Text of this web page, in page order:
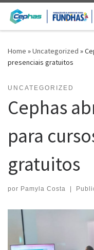
Skip to content
Home »Uncategorized »
presenciais gratuitos
UNCATEGORIZED
Cephas
para
gratuitos
por Pamyla Costa |